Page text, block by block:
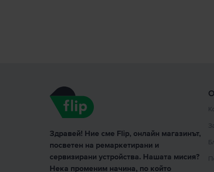
Здравей! Ние сме Flip, онлайн магазинът,
посветен на ремаркетирани и
сервизирани устройства. Нашата мисия?
Нека променим начина, по който